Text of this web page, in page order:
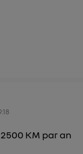
KM par an